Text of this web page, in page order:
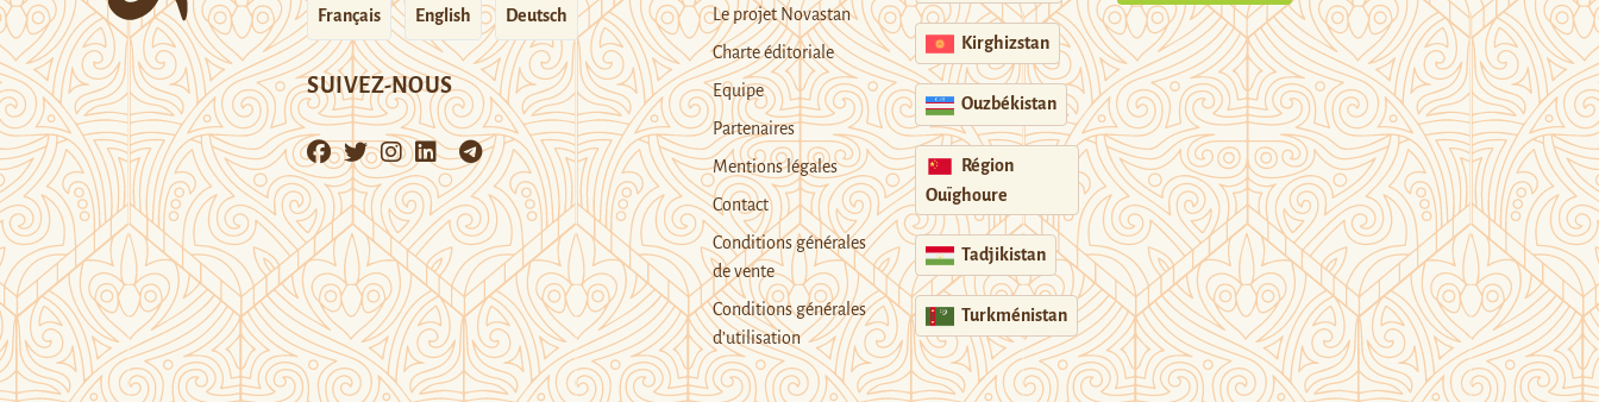
Français English Deutsch
SUIVEZ-NOUS
Le projet Novastan
Charte éditoriale
Equipe
Partenaires
Mentions légales
Contact
Conditions générales
de vente
Conditions générales
d’utilisation
Kirghizstan
Ouzbékistan
Région
Ouïghoure
Tadjikistan
Turkménistan